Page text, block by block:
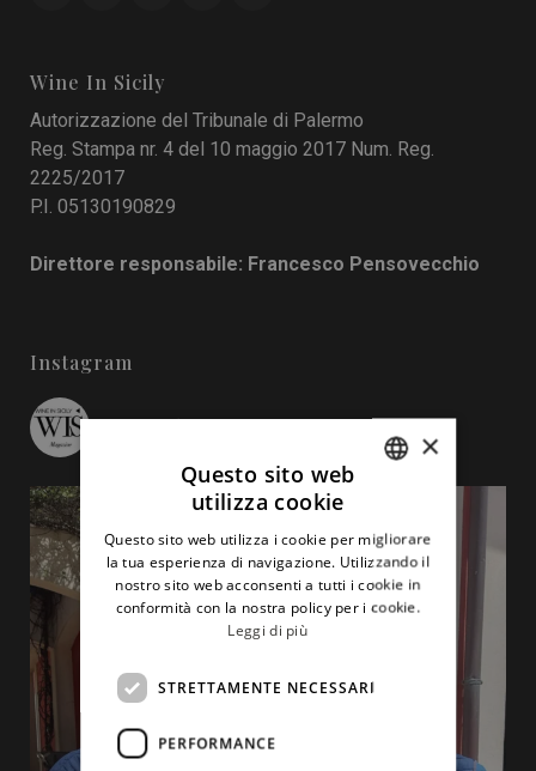
Wine In Sicily
Autorizzazione del Tribunale di Palermo
Reg. Stampa nr. 4 del 10 maggio 2017 Num. Reg.
2225/2017
P.I. 05130190829
Direttore responsabile: Francesco Pensovecchio
Instagram
wineinsicily
ENGLISH
×
Questo sito web
utilizza cookie
Questo sito web utilizza i cookie per migliorare
la tua esperienza di navigazione. Utilizzando il
nostro sito web acconsenti a tutti i cookie in
conformità con la nostra policy per i cookie.
Leggi di più
STRETTAMENTE NECESSARI
PERFORMANCE